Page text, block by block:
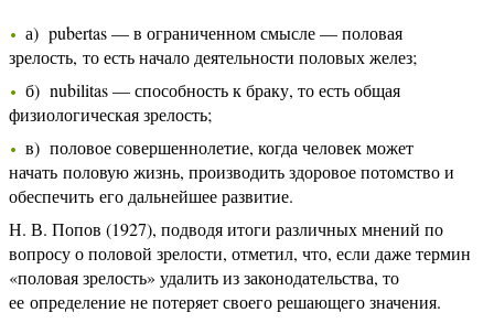
а) pubertas — в ограниченном смысле — половая
зрелость, то есть начало деятельности половых желез;
б) nubilitas — способность к браку, то есть общая
физиологическая зрелость;
в) половое совершеннолетие, когда человек может
начать половую жизнь, производить здоровое потомство и
обеспечить его дальнейшее развитие.
Н. В. Попов (1927), подводя итоги различных мнений по
вопросу о половой зрелости, отметил, что, если даже термин
«половая зрелость» удалить из законодательства, то
ее определение не потеряет своего решающего значения.